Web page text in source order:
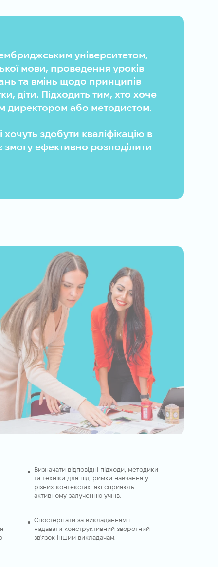
університетом,
мови, проведення уроків
та вмінь щодо принципів
діти. Підходить тим, хто хоче
директором або методистом.
здобути кваліфікацію в
ефективно розподілити
Визначати відповідні підходи, методики
та техніки для підтримки навчання у
різних контекстах, які сприяють
активному залученню учнів.
Спостерігати за викладанням і
надавати конструктивний зворотний
зв'язок іншим викладачам.